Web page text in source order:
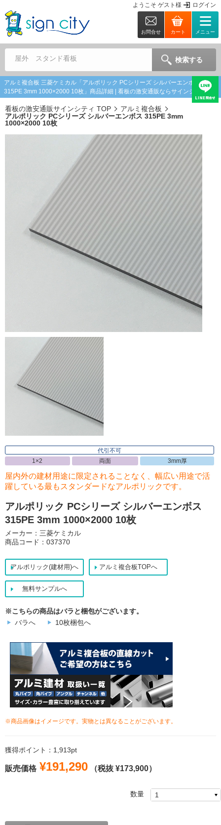
ようこそ ゲスト 様 ログイン
お問合せ カート メニュー
屋外 スタンド看板 検索する
アルミ複合板 三菱ケミカル「アルポリック PCシリーズ シルバーエンボス
315PE 3mm 1000×2000 10枚」商品詳細 | 看板の激安通販ならサインシティ
看板の激安通販サインシティ TOP
アルミ複合板
アルポリック PCシリーズ シルバーエンボス 315PE 3mm
1000×2000 10枚
代引不可
1×2
両面 3mm厚
屋内外の建材用途に限定されることなく、幅広い用途で活
躍している最もスタンダードなアルポリックです。
アルポリック PCシリーズ シルバーエンボス
315PE 3mm 1000×2000 10枚
メーカー：三菱ケミカル
商品コード：037370
アルポリック(建材用)へ アルミ複合板TOPへ
無料サンプルへ
※こちらの商品はバラと梱包がございます。
バラへ
10枚梱包へ
※商品画像はイメージです。実物とは異なることがございます。
獲得ポイント：1,913pt
販売価格 ¥191,290 （税抜 ¥173,900）
数量